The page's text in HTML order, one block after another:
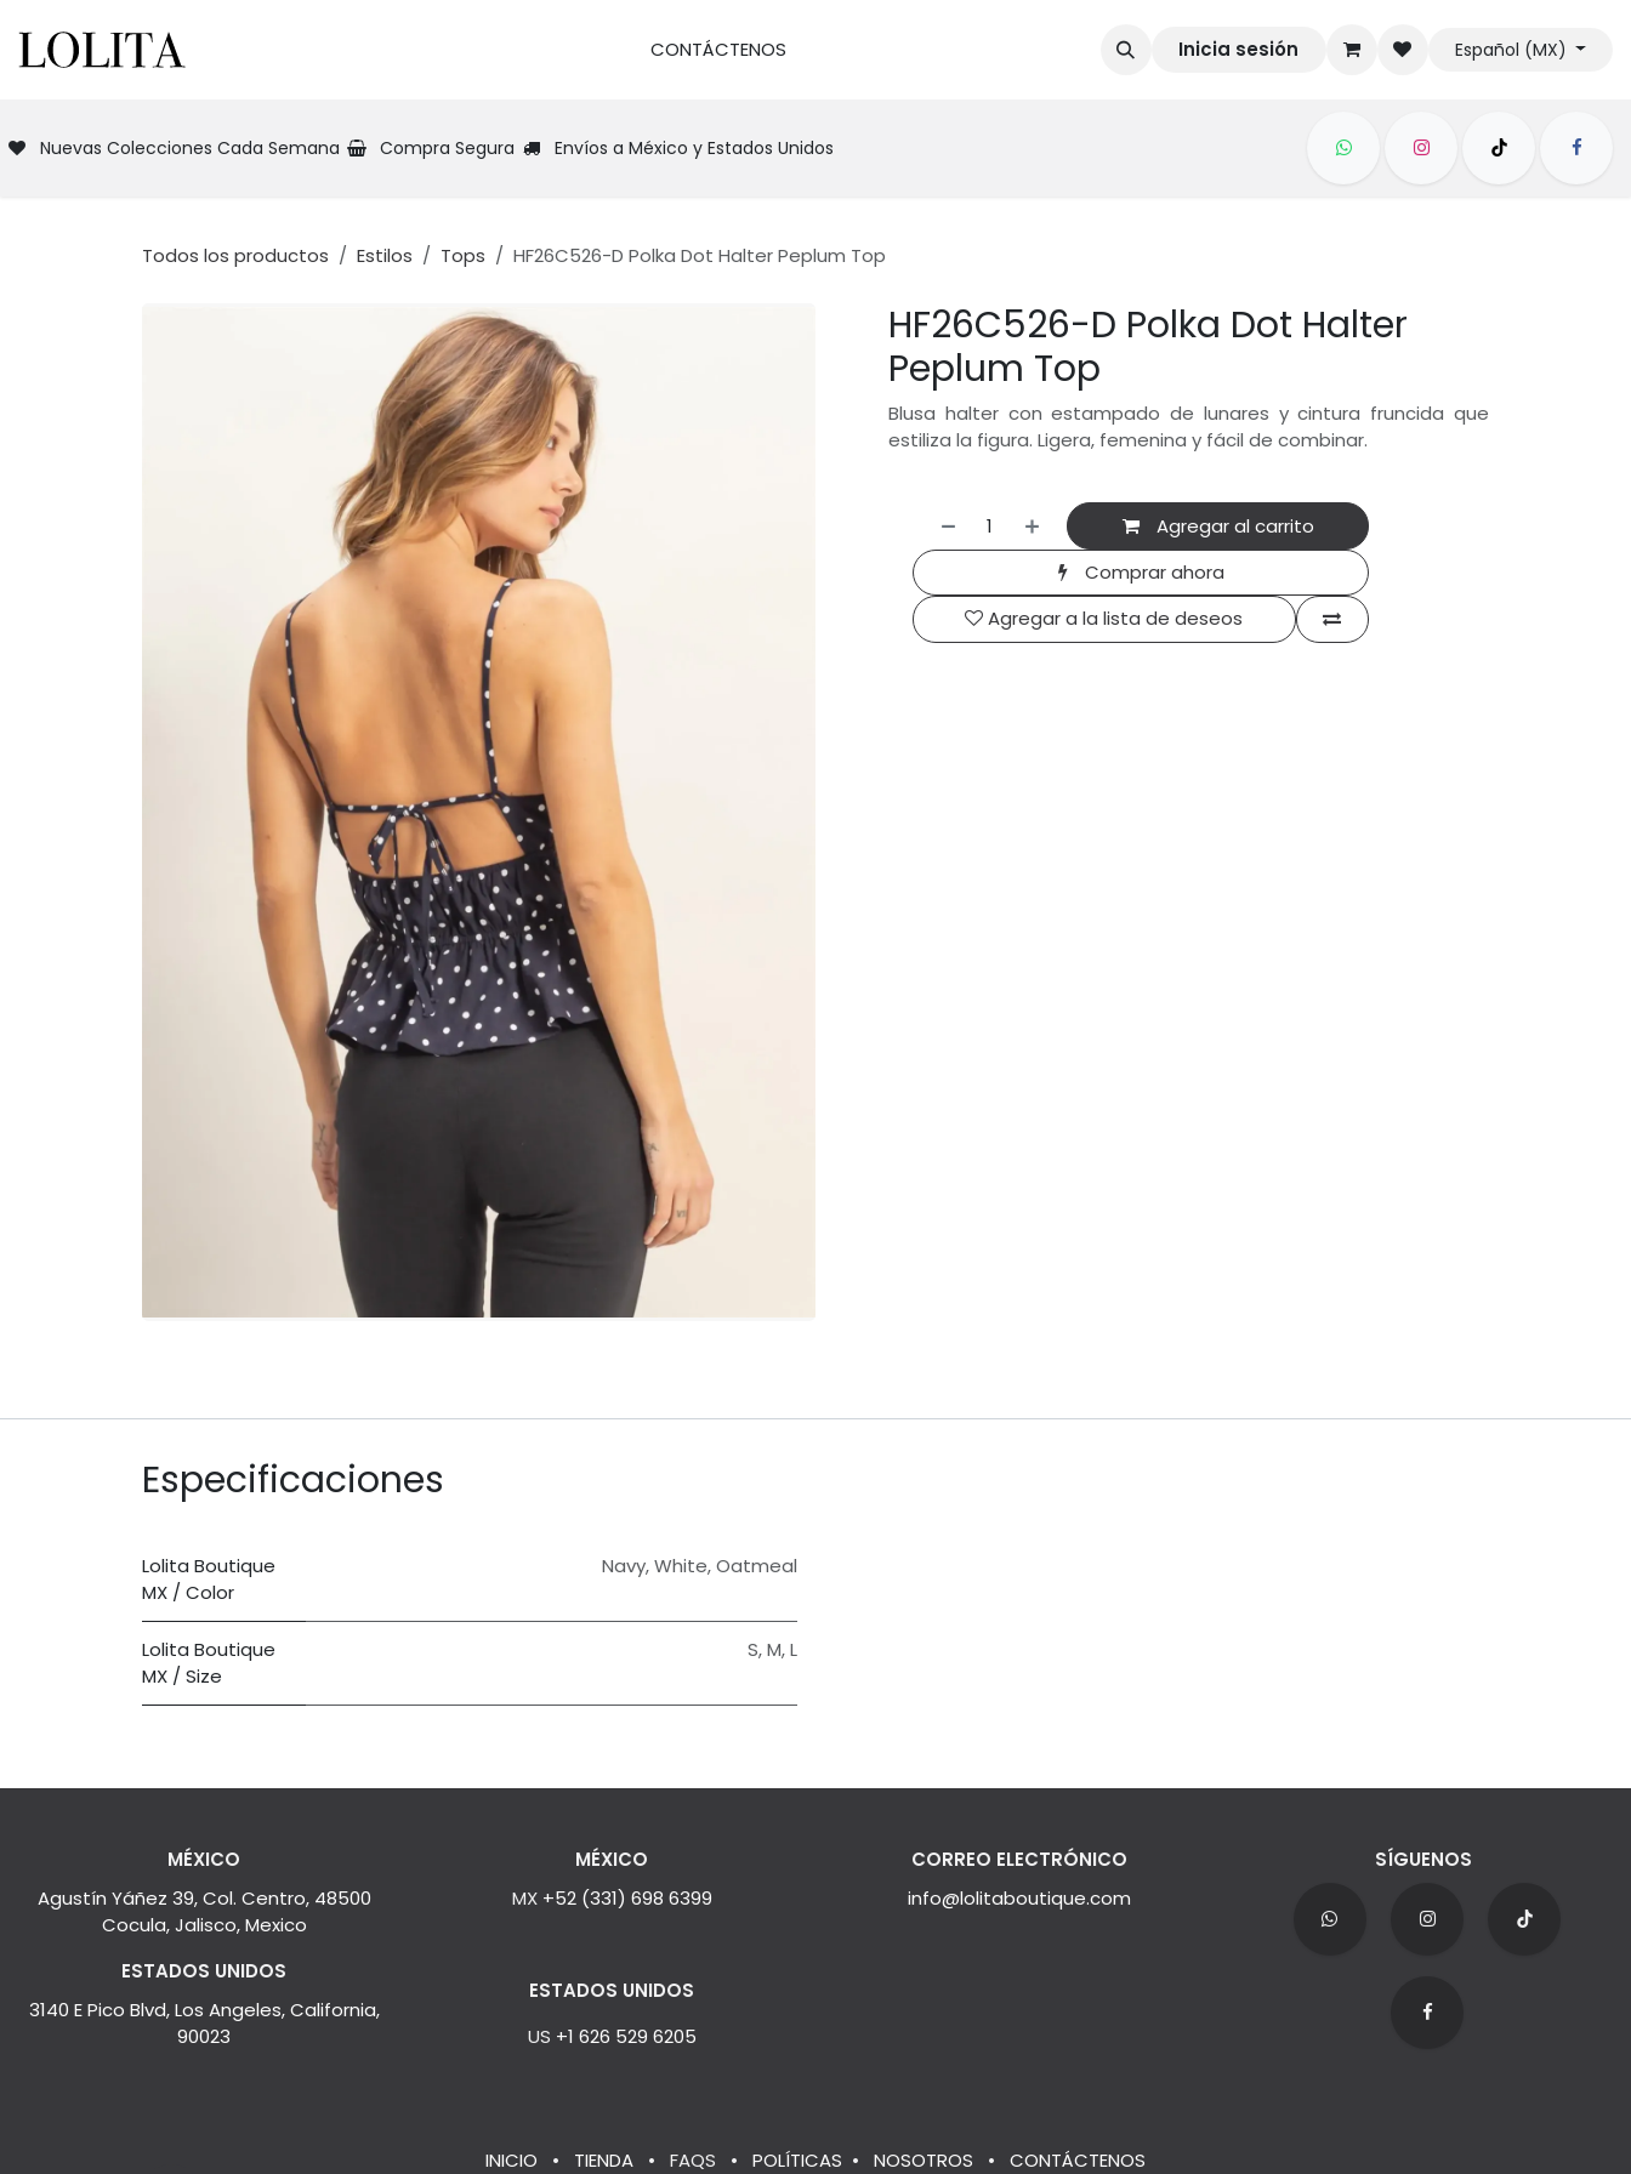
CONTÁCTENOS Inicia sesión Español (MX)
Nuevas Colecciones Cada Semana Compra Segura Envíos a México y Estados Unidos
Todos los productos Estilos Tops HF26C526-D Polka Dot Halter Peplum Top
HF26C526-D Polka Dot Halter
Peplum Top
Blusa halter con estampado de lunares y cintura fruncida que
estiliza la figura. Ligera, femenina y fácil de combinar.
Agregar al carrito
Comprar ahora
Agregar a la lista de deseos
Especificaciones
Lolita Boutique
MX / Color
Navy,White,Oatmeal
Lolita Boutique
MX / Size
S,M,L
MÉXICO
Agustín Yáñez 39, Col. Centro, 48500
Cocula, Jalisco, Mexico
ESTADOS UNIDOS
3140 E Pico Blvd, Los Angeles, California,
90023
MÉXICO
MX +52 (331) 698 6399
ESTADOS UNIDOS
US +1 626 529 6205
CORREO ELECTRÓNICO
info@lolitaboutique.com
SÍGUENOS
INICIO • TIENDA • FAQS • POLÍTICAS • NOSOTROS • CONTÁCTENOS